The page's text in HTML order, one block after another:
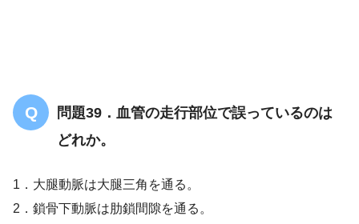
問題39．血管の走行部位で誤っているのは
どれか。
1．大腿動脈は大腿三角を通る。
2．鎖骨下動脈は肋鎖間隙を通る。